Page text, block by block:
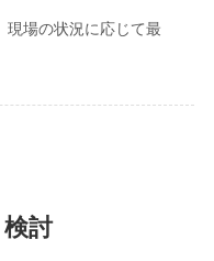
現場の状況に応じて最
検討